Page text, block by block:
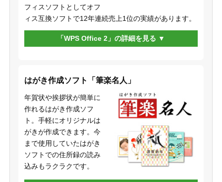
フィスソフトとしてオフ
ィス互換ソフトで12年連続売上1位の実績があります。
「WPS Office 2」の詳細を見る
はがき作成ソフト「筆楽名人」
年賀状や挨拶状が簡単に
作れるはがき作成ソフ
ト。手軽にオリジナルは
がきが作成できます。今
まで使用していたはがき
ソフトでの住所録の読み
込みもラクラクです。